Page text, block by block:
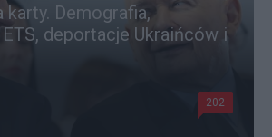
karty. Demografia,
deportacje Ukraińców i
202